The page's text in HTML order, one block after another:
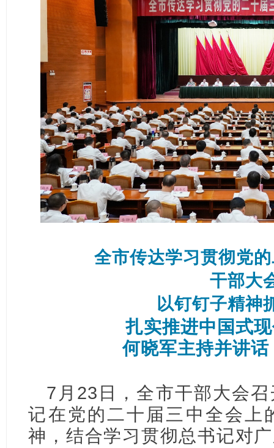
全市传达学习贯彻党
干部大
以钉钉子精神
扎实推进中国式
何晓军主持并讲
7月23日，全市干部大会
记在党的二十届三中全会上
神，结合学习贯彻总书记对